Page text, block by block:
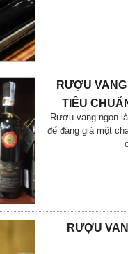
RƯỢU
TIÊU
Rượu vang ngon
để đáng giá một
RƯỢU